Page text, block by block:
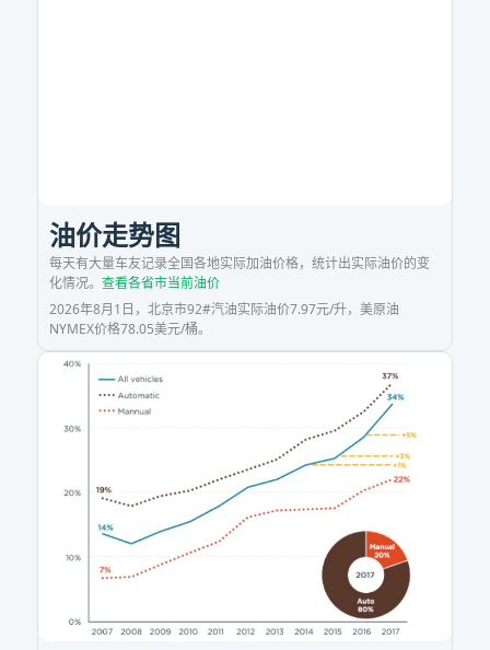
数
据
平
油价走势图
每天有大量车友记录全国各地实际加油价格，统计出实际油价的变
化情况。 查看各省市当前油价
2026年8月1日，北京市92#汽油实际油价7.97元/升，美原油
NYMEX价格78.05美元/桶。